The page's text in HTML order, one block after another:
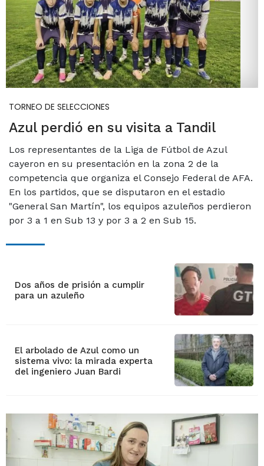
TORNEO DE SELECCIONES
Azul perdió en su visita a Tandil
Los representantes de la Liga de Fútbol de Azul
cayeron en su presentación en la zona 2 de la
competencia que organiza el Consejo Federal de AFA.
En los partidos, que se disputaron en el estadio
"General San Martín", los equipos azuleños perdieron
por 3 a 1 en Sub 13 y por 3 a 2 en Sub 15.
Dos años de prisión a cumplir
para un azuleño
El arbolado de Azul como un
sistema vivo: la mirada experta
del ingeniero Juan Bardi